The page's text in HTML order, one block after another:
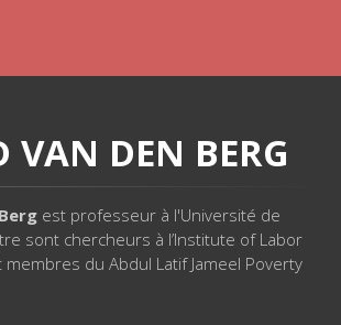
VAN DEN BERG
est professeur à l'Université de
sont chercheurs à l’Institute of Labor
membres du Abdul Latif Jameel Poverty